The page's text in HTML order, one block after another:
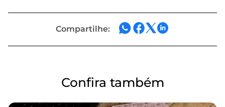
Compartilhe:
Confira também